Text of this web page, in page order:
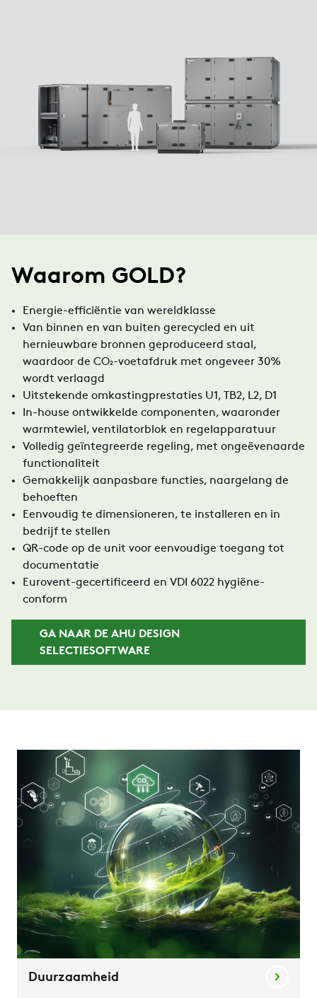
Waarom GOLD?
Energie-efficiëntie van wereldklasse
Van binnen en van buiten gerecycled en uit
hernieuwbare bronnen geproduceerd staal,
waardoor de CO₂-voetafdruk met ongeveer 30%
wordt verlaagd
Uitstekende omkastingprestaties U1, TB2, L2, D1
In-house ontwikkelde componenten, waaronder
warmtewiel, ventilatorblok en regelapparatuur
Volledig geïntegreerde regeling, met ongeëvenaarde
functionaliteit
Gemakkelijk aanpasbare functies, naargelang de
behoeften
Eenvoudig te dimensioneren, te installeren en in
bedrijf te stellen
QR-code op de unit voor eenvoudige toegang tot
documentatie
Eurovent-gecertificeerd en VDI 6022 hygiëne-
conform
GA NAAR DE AHU DESIGN
SELECTIESOFTWARE
Duurzaamheid